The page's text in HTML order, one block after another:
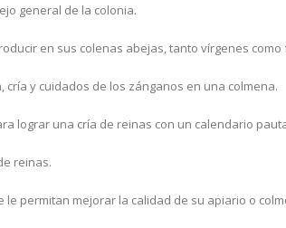
general de la colonia.
en sus colenas abejas, tanto vírgenes como
y cuidados de los zánganos en una colmena.
lograr una cría de reinas con un calendario
reinas.
permitan mejorar la calidad de su apiario o